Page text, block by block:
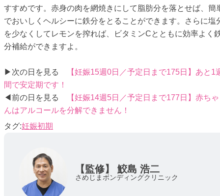
すすめです。赤身の肉を網焼きにして脂肪分を落とせば、簡
でおいしくヘルシーに鉄分をとることができます。さらに塩
を少なくしてレモンを搾れば、ビタミンCとともに効率よく
分補給ができますよ。
▶次の日を見る
【妊娠15週0日／予定日まで175日】あと1
間で安定期です！
◀前の日を見る
【妊娠14週5日／予定日まで177日】赤ちゃ
んはアルコールを分解できません！
妊娠初期
【監修】 鮫島 浩二
さめじまボンディングクリニック